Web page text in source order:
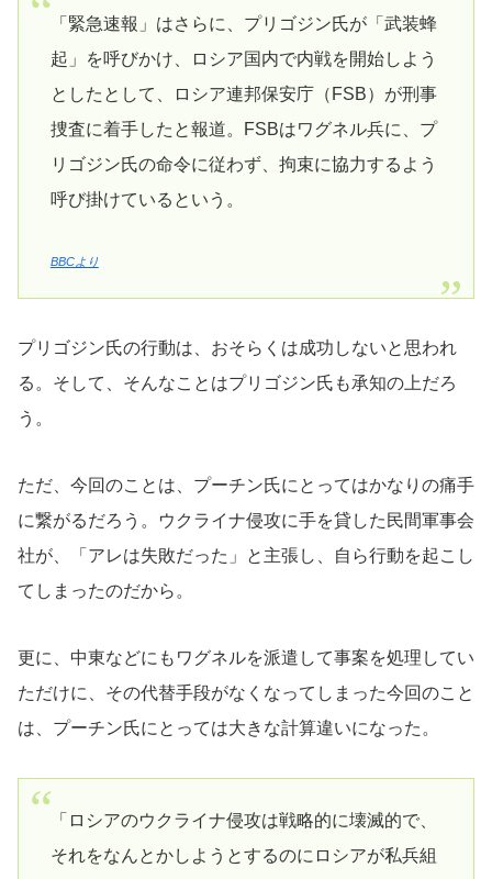
「緊急速報」はさらに、プリゴジン氏が「武装蜂
起」を呼びかけ、ロシア国内で内戦を開始しよう
としたとして、ロシア連邦保安庁（FSB）が刑事
捜査に着手したと報道。FSBはワグネル兵に、プ
リゴジン氏の命令に従わず、拘束に協力するよう
呼び掛けているという。
BBCより
プリゴジン氏の行動は、おそらくは成功しないと思われ
る。そして、そんなことはプリゴジン氏も承知の上だろ
う。
ただ、今回のことは、プーチン氏にとってはかなりの痛手
に繋がるだろう。ウクライナ侵攻に手を貸した民間軍事会
社が、「アレは失敗だった」と主張し、自ら行動を起こし
てしまったのだから。
更に、中東などにもワグネルを派遣して事案を処理してい
ただけに、その代替手段がなくなってしまった今回のこと
は、プーチン氏にとっては大きな計算違いになった。
「ロシアのウクライナ侵攻は戦略的に壊滅的で、
それをなんとかしようとするのにロシアが私兵組